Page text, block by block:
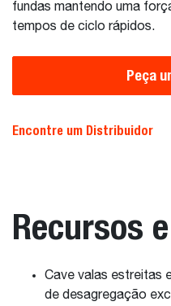
fundas mantendo uma
tempos de ciclo rápidos.
Peça
Encontre um Distribuidor
Recursos
Cave valas estreitas
de desagregação